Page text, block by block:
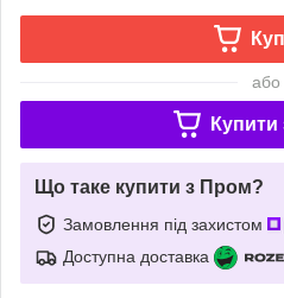
або
Купити
Що таке купити з Пром?
Замовлення під захистом
Доступна доставка